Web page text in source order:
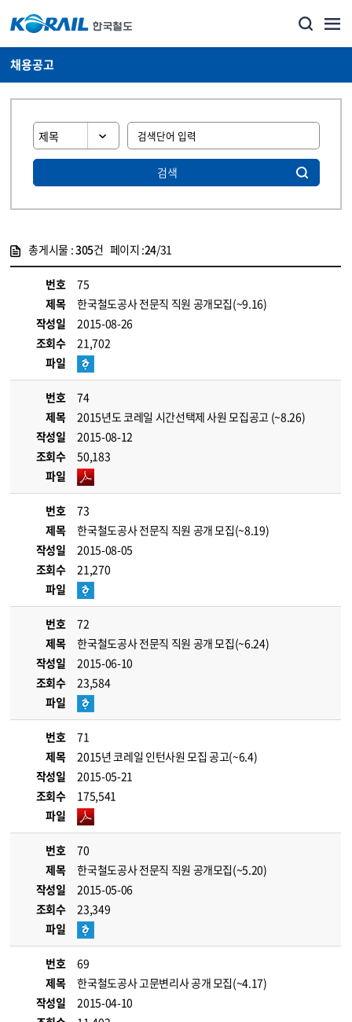
채용공고
검색
총게시물 :305건 페이지 :24/31
번호
75
제목
한국철도공사 전문직 직원 공개모집(~9.16)
작성일
2015-08-26
조회수
21,702
파일
번호
74
제목
2015년도 코레일 시간선택제 사원 모집공고 (~8.26)
작성일
2015-08-12
조회수
50,183
파일
번호
73
제목
한국철도공사 전문직 직원 공개 모집(~8.19)
작성일
2015-08-05
조회수
21,270
파일
번호
72
제목
한국철도공사 전문직 직원 공개 모집(~6.24)
작성일
2015-06-10
조회수
23,584
파일
번호
71
제목
2015년 코레일 인턴사원 모집 공고(~6.4)
작성일
2015-05-21
조회수
175,541
파일
번호
70
제목
한국철도공사 전문직 직원 공개모집(~5.20)
작성일
2015-05-06
조회수
23,349
파일
번호
69
제목
한국철도공사 고문변리사 공개 모집(~4.17)
작성일
2015-04-10